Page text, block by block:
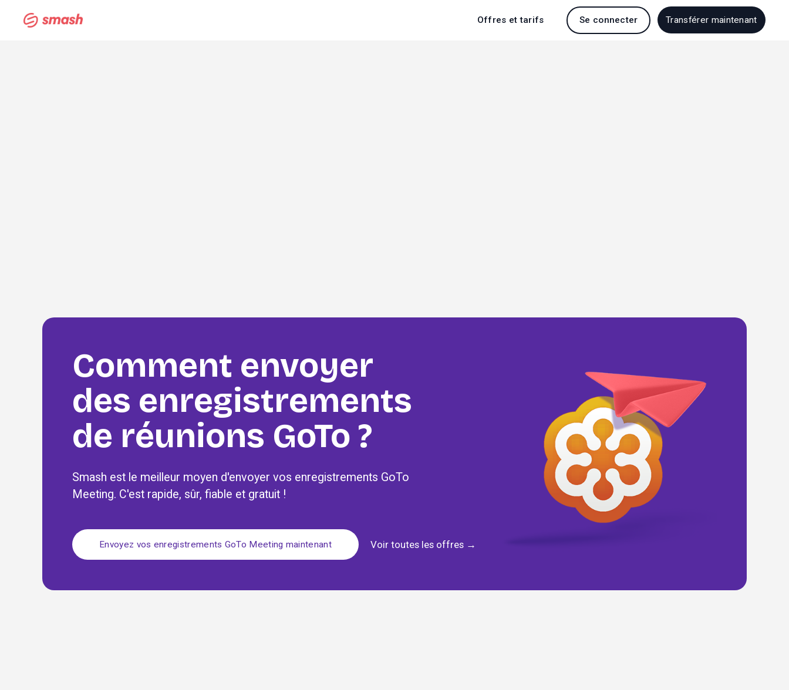
Offres et tarifs Se connecter Transférer maintenant
Comment envoyer
des enregistrements
de réunions GoTo ?
Smash est le meilleur moyen d'envoyer vos enregistrements GoTo
Meeting. C'est rapide, sûr, fiable et gratuit !
Envoyez vos enregistrements GoTo Meeting maintenant Voir toutes les offres →